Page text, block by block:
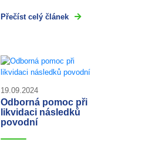
Přečíst celý článek
19.09.2024
Odborná pomoc při
likvidaci následků
povodní